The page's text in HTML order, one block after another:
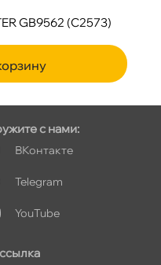
GB9562 (C2573)
с нами:
Контакте
Telegram
YouTube